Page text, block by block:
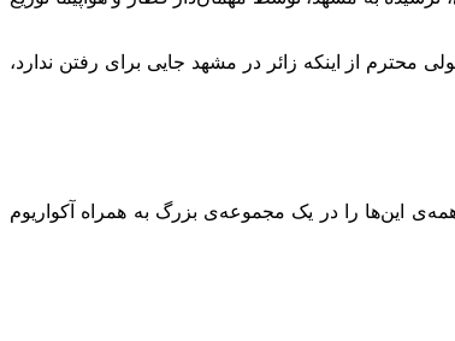
از اینکه زائر در مشهد جایی برای رفتن ندارد،
این‌ها را در یک مجموعه‌ی بزرگ به همراه آکواریوم